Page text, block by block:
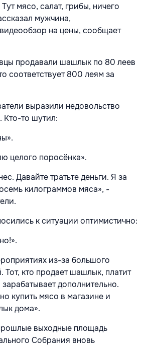
мясо, салат, грибы, ничего
мужчина,
на цены, сообщает
продавали шашлык по 80 леев
соответствует 800 леям за
выразили недовольство
Кто-то шутил:
целого поросёнка».
Давайте тратьте деньги. Я за
килограммов мяса», -
к ситуации оптимистично:
из-за большого
Тот, кто продает шашлык, платит
дополнительно.
купить мясо в магазине и
дома».
выходные площадь
Собрания вновь